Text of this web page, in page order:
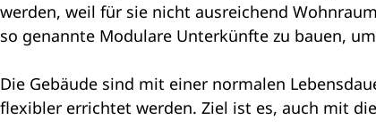
werden, weil für sie nicht ausreichend
so genannte Modulare Unterkünfte zu bauen,
Die Gebäude sind mit einer normalen
flexibler errichtet werden. Ziel ist es, auch mit